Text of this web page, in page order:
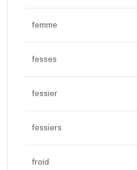
femme
fesses
fessier
fessiers
froid